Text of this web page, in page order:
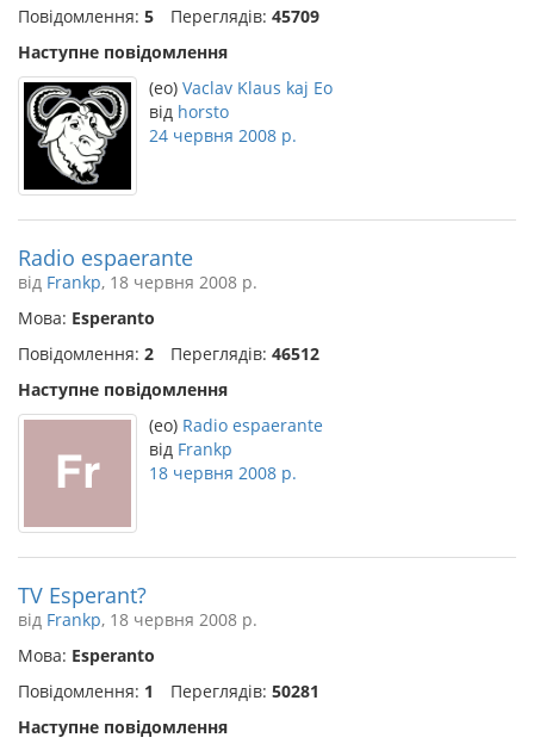
Повідомлення: 5 Переглядів: 45709
Наступне повідомлення
(eo) Vaclav Klaus kaj Eo
від horsto
24 червня 2008 р.
Radio espaerante
від Frankp, 18 червня 2008 р.
Мова: Esperanto
Повідомлення: 2 Переглядів: 46512
Наступне повідомлення
(eo) Radio espaerante
від Frankp
18 червня 2008 р.
TV Esperant?
від Frankp, 18 червня 2008 р.
Мова: Esperanto
Повідомлення: 1 Переглядів: 50281
Наступне повідомлення